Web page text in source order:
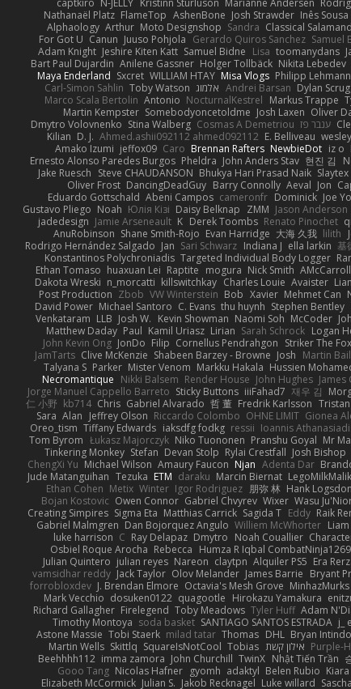
captkiro N-JELLY Kristinn Sturluson Marianne Andersen
Nathanaël Platz FlameTop AshenBone Josh Strawder Inês Sousa
Alphaology Arthur Moto Designshop Sandra Classical
For Got U Canun Juuso Pohjola Gerardo Quiros Sanchez Samuel
Adam Knight Jeshire Kiten Katt Samuel Bidne Lisa toomanydans
Bart Paul Dujardin Anilene Gassner Holger Tollbäck Nikita Lebedev
Maya Enderland Sxcret WILLIAM HTAY Misa Vlogs Philipp Lehmann
Carl-Simon Sahlin Toby Watson אלמוג Andrei Barsan Dylan
Marco Scala Bertolin Antonio NocturnalKestrel Markus Trappe
Martin Kempster Somebodyoncetoldme Josh Laxen Oliver
Dmytro Volovnenko Stina Walberg Cosmas A Demetriou ענבר פז
Kilian D. J. Ahmed.ashii092112 ahmed092112 E. Belliveau
Amako Izumi jeffox09 Caro Brennan Rafters NewbieDot iz o
Ernesto Alonso Paredes Burgos Pheldra John Anders Stav 현진 김
Jake Ruesch Steve CHAUDANSON Bhukya Hari Prasad Naik
Oliver Frost DancingDeadGuy Barry Connolly Aeval Jon
Eduardo Gottschald Abeni Campos cameronfr Dominick Joe
Gustavo Pliego Noah Юлія Кізі Daisy Belknap ZMM Jason Anderson
jadedesign Jamie Arseneault K Derek Toombs Renato Pinochet
AnuRobinson Shane Smith-Rojo Evan Harridge 大海 久我 lilith
Rodrigo Hernández Salgado Jan Sari Schwarz Indiana J ella larkin 基
Konstantinos Polychroniadis Targeted Individual Body Logger
Ethan Tomaso huaxuan Lei Raptite mogura Nick Smith AMcCarroll
Dakota Wreski n_morcatti killswitchkay Charles Louie Avaister
Post Production Zbob VW Winterstein Bob Xavier Mehmet Can
David Power Michael Santoro C. Evans thu huynh Stephen Bentley
Venkataram LLB Josh W. Kevin Showman Naomi Soh McCoder
Matthew Daday Paul Kamil Uriasz Lirian Sarah Schrock Logan
John Kevin Ong JonDo Filip Cornellus Pendrahgon Striker The Fox
JamTarts Clive McKenzie Shabeen Barzey - Browne Josh Martin
Talyana S Parker Mister Venom Markku Hakala Hussien
Necromantique Nikki Balsem Render House John Hughes James
Jorge Manuel Cappello Barreto Sticky Buttons iiiFahad7 재우 김
仁 小野 kb714 Chris Gabriel Alvarado 哲 董 Fredrik Karlsson
Sara Alan Jeffrey Olson Riccardo Colombo OHNE LIMIT Gionea
Oreo_tism Tiffany Edwards iaksdfg fodkg ressii Ioannis
Tom Byrom Łukasz Majorczyk Niko Tuononen Pranshu Goyal Mr
Tinkering Monkey Stefan Devan Stolp Rylai Crestfall Josh Bishop
ChengXi Yu Michael Wilson Amaury Faucon Njan Adenta Dar
Jude Matanguihan Tezuka ETM daraku Marcin Biernat LegoMilkMalik
Ethan Cohen Metix Winter Igor Rodriguez 朋弥 林 Hank Logsdon
Bojan Kostovic Owen Connor Gabriel Chvyrev Wixer Wasu
Creating Simpires Sigma Eta Matthias Carrick Sagida T Eddy Raik
Gabriel Malmgren Dan Bojorquez Angulo Williem McWhorter
luke harrison C Ray Delapaz Dmytro Noah Couallier
Osbiel Roque Arocha Rebecca Humza R Iqbal CombatNinja1269
Julian Quintero julian reyes Nareon claytpn Alquiler PS5 Era
vamsidhar reddy Jack Taylor Olov Melander James Barrie Bryant
forrobloxdev J. Brendan Elmore Octavia's Mesh Grove MinhazMurks
Mark Vecchio dosuken0122 quagootle Hirokazu Yamakura
Richard Gallagher Firelegend Toby Meadows Tyler Huff Adam
Timothy Montoya soda basket SANTIAGO SANTOS ESTRADA j_
Astone Massie Tobi Staerk milad tatar Thomas DHL Bryan
Martin Wells Skittlq SquareIsNotCool Tobias אילון קשת Purple-
Beehhhh112 imma zamora John Churchill TwinX Nhật Tiến Trần
Gooo Tang Nicolas Hafner gyomh adaktyl Belen Rubio
Elizabeth McCormick Julian S. Jakob Recknagel Luke willard